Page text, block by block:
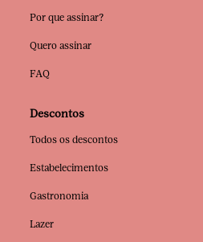
Por que assinar?
Quero assinar
FAQ
Descontos
Todos os descontos
Estabelecimentos
Gastronomia
Lazer